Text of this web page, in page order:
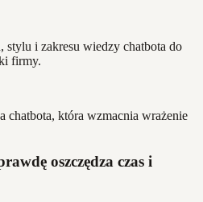
stylu i zakresu wiedzy chatbota do
firmy.
chatbota, która wzmacnia wrażenie
oszczędza czas i